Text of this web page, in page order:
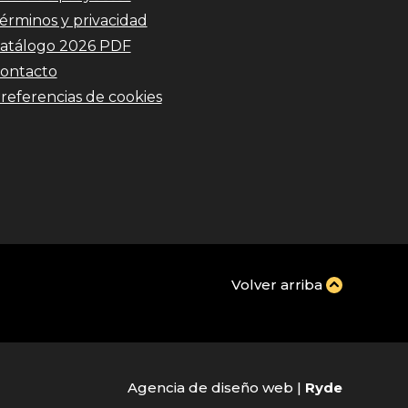
y privacidad
2026 PDF
de cookies
Volver arriba
Agencia de diseño web | Ryde